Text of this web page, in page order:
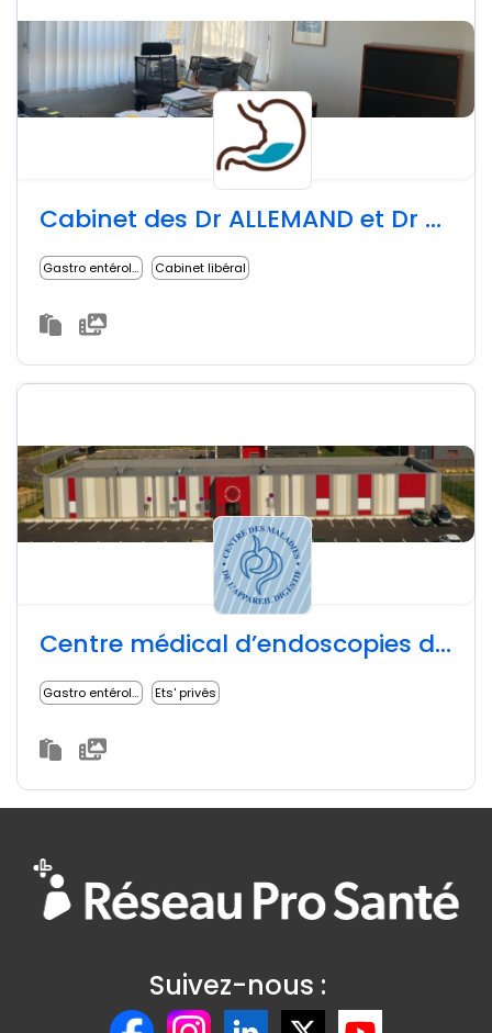
Cabinet des Dr ALLEMAND et Dr PERREARD
Gastro entérologue Cabinet libéral
Centre médical d’endoscopies digestives (SARL Amboise)
Gastro entérologue Ets' privés
Suivez-nous :